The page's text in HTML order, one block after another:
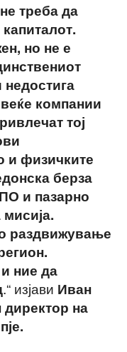
треба да
но не е
компании
тој
и физичките
берза
и пазарно
раздвижување
ние да
.“ изјави Иван
на